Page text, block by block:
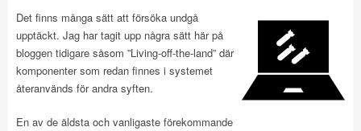
Det finns många sätt att försöka undgå
upptäckt. Jag har tagit upp några sätt här på
bloggen tidigare såsom ”Living-off-the-land” där
komponenter som redan finnes i systemet
återanvänds för andra syften.
En av de äldsta och vanligaste förekommande